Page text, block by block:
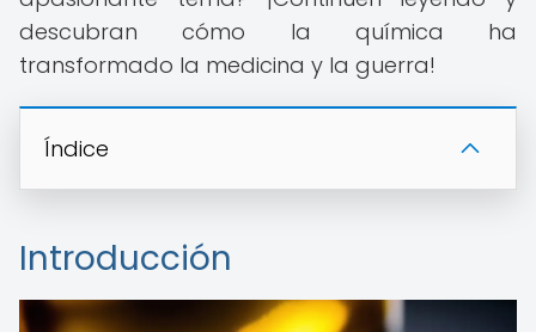
descubran cómo la química ha
transformado la medicina y la guerra!
Índice
Introducción